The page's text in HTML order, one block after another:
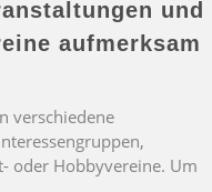
und
aufmerksam
verschiedene
oder Hobbyvereine. Um